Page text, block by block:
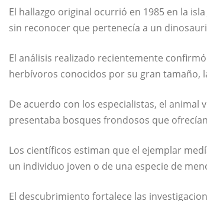
El hallazgo original ocurrió en 1985 en la
sin reconocer que pertenecía a un
El análisis realizado recientemente
herbívoros conocidos por su gran tamaño,
De acuerdo con los especialistas, el
presentaba bosques frondosos que
Los científicos estiman que el ejemplar
un individuo joven o de una especie de
El descubrimiento fortalece las